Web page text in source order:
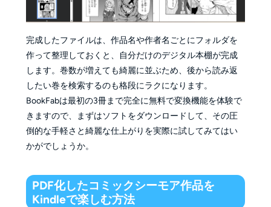
完成したファイルは、作品名や作者名ごとにフォルダを
作って整理しておくと、自分だけのデジタル本棚が完成
します。巻数が増えても綺麗に並ぶため、後から読み返
したい巻を検索するのも格段にラクになります。
BookFabは最初の3冊まで完全に無料で変換機能を体験で
きますので、まずはソフトをダウンロードして、その圧
倒的な手軽さと綺麗な仕上がりを実際に試してみてはい
かがでしょうか。
PDF化したコミックシーモア作品を
Kindleで楽しむ方法